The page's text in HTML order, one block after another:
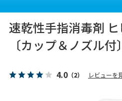
速乾性手指消毒剤
〔カップ＆ノズル付〕
4.0（2） レビューを